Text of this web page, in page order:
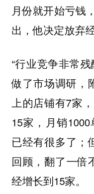
月份就开始亏钱
出，他决定放弃
“行业竞争非常
做了市场调研，
上的店铺有7家
15家，月销
已经有很多了；
回顾，翻了一倍
经增长到15家。